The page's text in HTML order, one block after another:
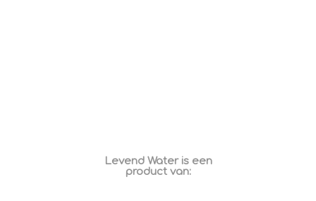
Levend Water is een
product van: